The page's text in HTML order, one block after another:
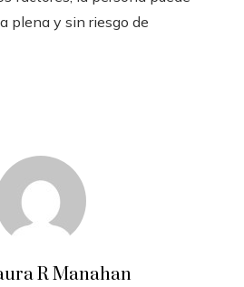
plena y sin riesgo de
R Manahan